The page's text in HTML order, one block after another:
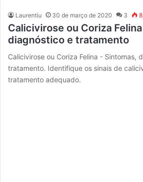
Laurentiu 30 de março de 2020 3
Calicivirose ou Coriza
diagnóstico e tratamento
Calicivirose ou Coriza Felina - Sintomas,
tratamento. Identifique os sinais de
tratamento adequado.